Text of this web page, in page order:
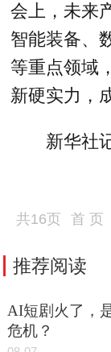
会上，未来
智能装备、
等重点领域
新硬实力，
新华社
共16页 首 页
推荐阅读
AI短剧火了，
危机？